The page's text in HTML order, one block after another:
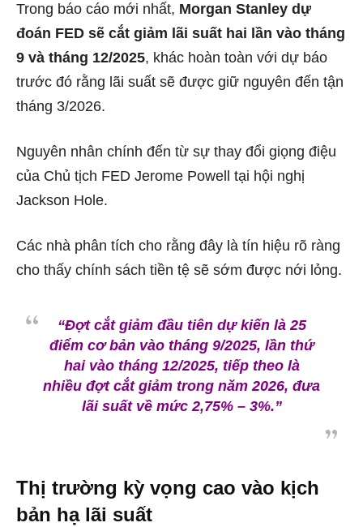
Trong báo cáo mới nhất, Morgan Stanley dự
đoán FED sẽ cắt giảm lãi suất hai lần vào tháng
9 và tháng 12/2025, khác hoàn toàn với dự báo
trước đó rằng lãi suất sẽ được giữ nguyên đến tận
tháng 3/2026.
Nguyên nhân chính đến từ sự thay đổi giọng điệu
của Chủ tịch FED Jerome Powell tại hội nghị
Jackson Hole.
Các nhà phân tích cho rằng đây là tín hiệu rõ ràng
cho thấy chính sách tiền tệ sẽ sớm được nới lỏng.
“Đợt cắt giảm đầu tiên dự kiến là 25
điểm cơ bản vào tháng 9/2025, lần thứ
hai vào tháng 12/2025, tiếp theo là
nhiều đợt cắt giảm trong năm 2026, đưa
lãi suất về mức 2,75% – 3%.”
Thị trường kỳ vọng cao vào kịch
bản hạ lãi suất